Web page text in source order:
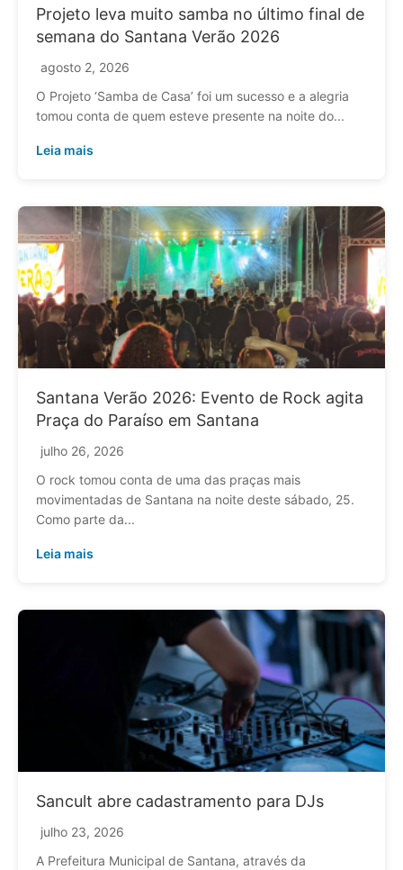
Projeto leva muito samba no último final de
semana do Santana Verão 2026
agosto 2, 2026
O Projeto ‘Samba de Casa’ foi um sucesso e a alegria
tomou conta de quem esteve presente na noite do...
Leia mais
Santana Verão 2026: Evento de Rock agita
Praça do Paraíso em Santana
julho 26, 2026
O rock tomou conta de uma das praças mais
movimentadas de Santana na noite deste sábado, 25.
Como parte da...
Leia mais
Sancult abre cadastramento para DJs
julho 23, 2026
A Prefeitura Municipal de Santana, através da